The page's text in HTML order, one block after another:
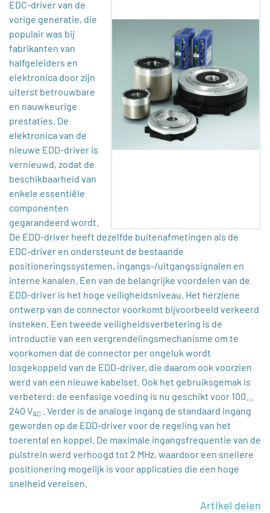
EDC-driver van de
vorige generatie, die
populair was bij
fabrikanten van
halfgeleiders en
elektronica door zijn
uiterst betrouwbare
en nauwkeurige
prestaties. De
elektronica van de
nieuwe EDD-driver is
vernieuwd, zodat de
beschikbaarheid van
enkele essentiële
componenten
gegarandeerd wordt.
De EDD-driver heeft dezelfde buitenafmetingen als de
EDC-driver en ondersteunt de bestaande
positioneringssystemen, ingangs-/uitgangssignalen en
interne kanalen. Een van de belangrijke voordelen van de
EDD-driver is het hoge veiligheidsniveau. Het herziene
ontwerp van de connector voorkomt bijvoorbeeld verkeerd
insteken. Een tweede veiligheidsverbetering is de
introductie van een vergrendelingsmechanisme om te
voorkomen dat de connector per ongeluk wordt
losgekoppeld van de EDD-driver, die daarom ook voorzien
werd van een nieuwe kabelset. Ook het gebruiksgemak is
verbeterd: de eenfasige voeding is nu geschikt voor 100…
240 VAC
. Verder is de analoge ingang de standaard ingang
geworden op de EDD-driver voor de regeling van het
toerental en koppel. De maximale ingangsfrequentie van de
pulstrein werd verhoogd tot 2 MHz, waardoor een snellere
positionering mogelijk is voor applicaties die een hoge
snelheid vereisen.
Artikel delen